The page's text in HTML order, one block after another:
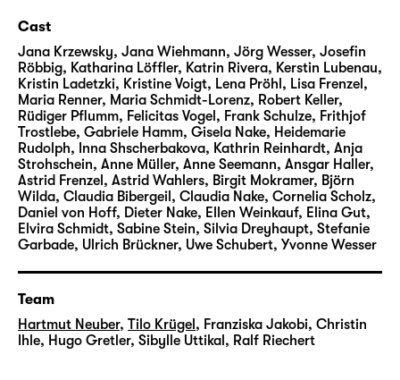
Cast
Jana Krzewsky, Jana Wiehmann, Jörg Wesser, Josefin
Röbbig, Katharina Löffler, Katrin Rivera, Kerstin Lubenau,
Kristin Ladetzki, Kristine Voigt, Lena Pröhl, Lisa Frenzel,
Maria Renner, Maria Schmidt-Lorenz, Robert Keller,
Rüdiger Pflumm, Felicitas Vogel, Frank Schulze, Frithjof
Trostlebe, Gabriele Hamm, Gisela Nake, Heidemarie
Rudolph, Inna Shscherbakova, Kathrin Reinhardt, Anja
Strohschein, Anne Müller, Anne Seemann, Ansgar Haller,
Astrid Frenzel, Astrid Wahlers, Birgit Mokramer, Björn
Wilda, Claudia Bibergeil, Claudia Nake, Cornelia Scholz,
Daniel von Hoff, Dieter Nake, Ellen Weinkauf, Elina Gut,
Elvira Schmidt, Sabine Stein, Silvia Dreyhaupt, Stefanie
Garbade, Ulrich Brückner, Uwe Schubert, Yvonne Wesser
Team
Hartmut Neuber, Tilo Krügel , Franziska Jakobi, Christin
Ihle, Hugo Gretler, Sibylle Uttikal , Ralf Riechert